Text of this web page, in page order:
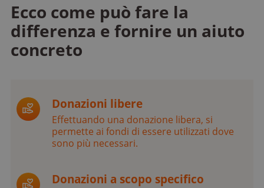
Ecco come può fare la
differenza e fornire un aiuto
concreto
Donazioni libere
Effettuando una donazione libera, si
permette ai fondi di essere utilizzati dove
sono più necessari.
Donazioni a scopo specifico